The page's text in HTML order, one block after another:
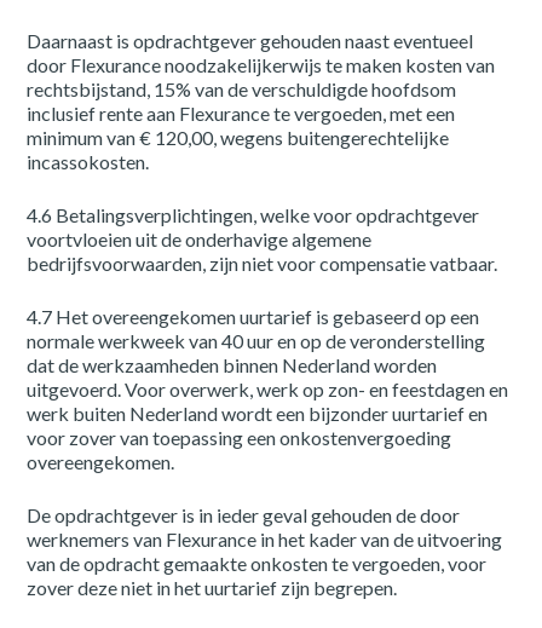
Home
Opdrachtgevers
Daarnaast is opdrachtgever gehouden naast eventueel
door Flexurance noodzakelijkerwijs te maken kosten van
rechtsbijstand, 15% van de verschuldigde hoofdsom
inclusief rente aan Flexurance te vergoeden, met een
minimum van € 120,00, wegens buitengerechtelijke
incassokosten.
4.6 Betalingsverplichtingen, welke voor opdrachtgever
voortvloeien uit de onderhavige algemene
bedrijfsvoorwaarden, zijn niet voor compensatie vatbaar.
4.7 Het overeengekomen uurtarief is gebaseerd op een
normale werkweek van 40 uur en op de veronderstelling
dat de werkzaamheden binnen Nederland worden
uitgevoerd. Voor overwerk, werk op zon- en feestdagen en
werk buiten Nederland wordt een bijzonder uurtarief en
voor zover van toepassing een onkostenvergoeding
overeengekomen.
De opdrachtgever is in ieder geval gehouden de door
werknemers van Flexurance in het kader van de uitvoering
van de opdracht gemaakte onkosten te vergoeden, voor
zover deze niet in het uurtarief zijn begrepen.